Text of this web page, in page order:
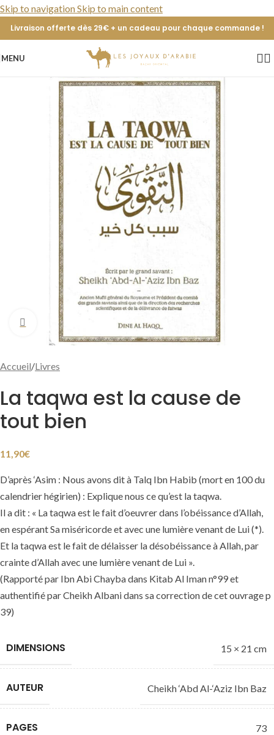
Skip to navigationSkip to main content
Livraison offerte dès 29€ + un cadeau pour chaque commande !
MENU
Cliquer pour agrandir
Accueil/Livres
La taqwa est la cause de
tout bien
11,90€
D’après ‘Asim : Nous avons dit à Talq Ibn Habib (mort en 100 du
calendrier hégirien) : Explique nous ce qu’est la taqwa.
Il a dit : « La taqwa est le fait d’oeuvrer dans l’obéissance d’Allah,
en espérant Sa miséricorde et avec une lumière venant de Lui (*).
Et la taqwa est le fait de délaisser la désobéissance à Allah, par
crainte d’Allah avec une lumière venant de Lui ».
(Rapporté par Ibn Abi Chayba dans Kitab Al Iman n°99 et
authentifié par Cheikh Albani dans sa correction de cet ouvrage p
39)
DIMENSIONS 15 × 21 cm
AUTEUR Cheikh ‘Abd Al-‘Aziz Ibn Baz
PAGES 73